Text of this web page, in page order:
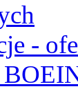
-